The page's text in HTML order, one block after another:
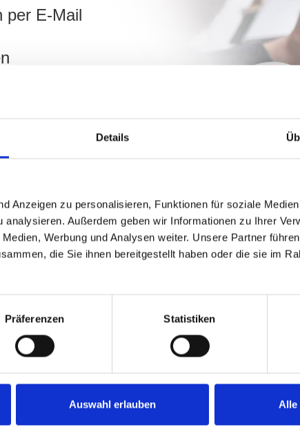
Details
Anzeigen zu personalisieren, Funktionen für soziale
analysieren. Außerdem geben wir Informationen zu Ihrer
Werbung und Analysen weiter. Unsere Partner
die Sie ihnen bereitgestellt haben oder die sie im
Präferenzen Statistiken
Auswahl erlauben Alle
per E-Mail
Bahnsportplatz und
Sie die wichtigsten Daten zu Ihrem Objekt in das Formular
kontaktieren Sie zügig und besprechen mit Ihnen Ihr